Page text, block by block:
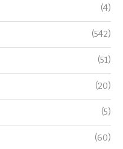
(4)
(542)
(51)
(20)
(5)
(60)